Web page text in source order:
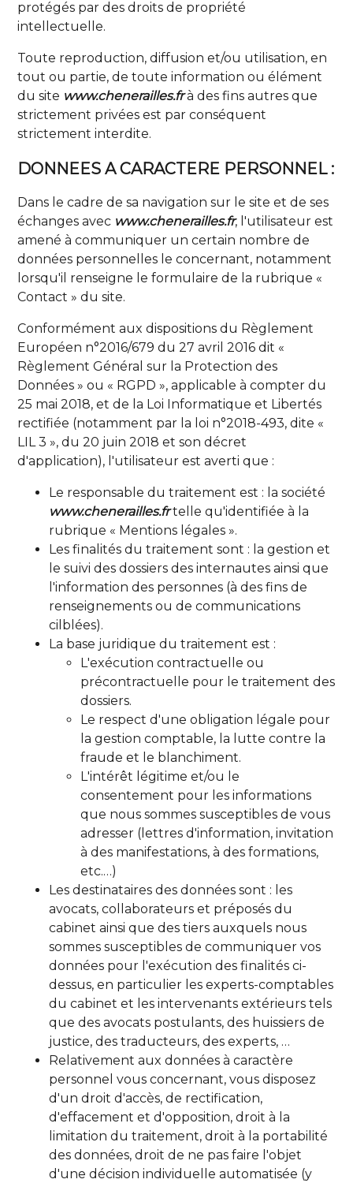
protégés par des droits de propriété
intellectuelle.
Toute reproduction, diffusion et/ou utilisation, en
tout ou partie, de toute information ou élément
du site www.chenerailles.frà des fins autres que
strictement privées est par conséquent
strictement interdite.
DONNEES A CARACTERE PERSONNEL :
Dans le cadre de sa navigation sur le site et de ses
échanges avec www.chenerailles.fr, l'utilisateur est
amené à communiquer un certain nombre de
données personnelles le concernant, notamment
lorsqu'il renseigne le formulaire de la rubrique «
Contact » du site.
Conformément aux dispositions du Règlement
Européen n°2016/679 du 27 avril 2016 dit «
Règlement Général sur la Protection des
Données » ou « RGPD », applicable à compter du
25 mai 2018, et de la Loi Informatique et Libertés
rectifiée (notamment par la loi n°2018-493, dite «
LIL 3 », du 20 juin 2018 et son décret
d'application), l'utilisateur est averti que :
Le responsable du traitement est : la société
www.chenerailles.frtelle qu'identifiée à la
rubrique « Mentions légales ».
Les finalités du traitement sont : la gestion et
le suivi des dossiers des internautes ainsi que
l'information des personnes (à des fins de
renseignements ou de communications
cilblées).
La base juridique du traitement est :
L'exécution contractuelle ou
précontractuelle pour le traitement des
dossiers.
Le respect d'une obligation légale pour
la gestion comptable, la lutte contre la
fraude et le blanchiment.
L'intérêt légitime et/ou le
consentement pour les informations
que nous sommes susceptibles de vous
adresser (lettres d'information, invitation
à des manifestations, à des formations,
etc.…)
Les destinataires des données sont : les
avocats, collaborateurs et préposés du
cabinet ainsi que des tiers auxquels nous
sommes susceptibles de communiquer vos
données pour l'exécution des finalités ci-
dessus, en particulier les experts-comptables
du cabinet et les intervenants extérieurs tels
que des avocats postulants, des huissiers de
justice, des traducteurs, des experts, …
Relativement aux données à caractère
personnel vous concernant, vous disposez
d'un droit d'accès, de rectification,
d'effacement et d'opposition, droit à la
limitation du traitement, droit à la portabilité
des données, droit de ne pas faire l'objet
d'une décision individuelle automatisée (y